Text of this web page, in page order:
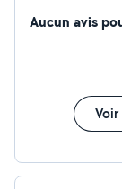
des prix,
gérons
Aucun avis